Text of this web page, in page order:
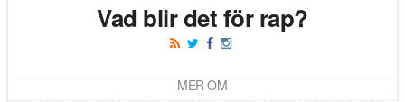
Vad blir det för rap?
MER OM